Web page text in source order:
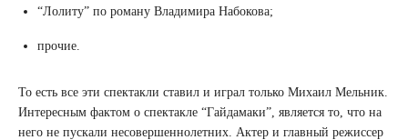
“Лолиту” по роману Владимира Набокова;
прочие.
То есть все эти спектакли ставил и играл только Михаил Мельник.
Интересным фактом о спектакле “Гайдамаки”, является то, что на
него не пускали несовершеннолетних. Актер и главный режиссер